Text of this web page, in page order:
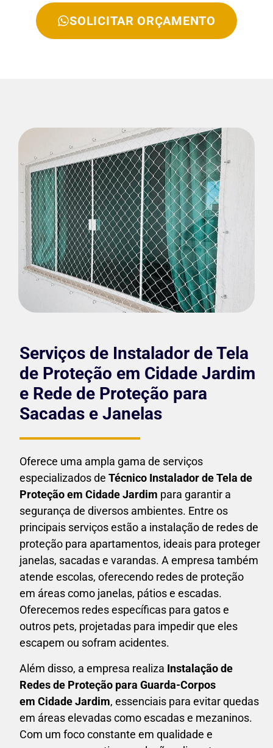
SOLICITAR ORÇAMENTO
Serviços de Instalador de Tela
de Proteção em Cidade Jardim
e Rede de Proteção para
Sacadas e Janelas
Oferece uma ampla gama de serviços
especializados de Técnico Instalador de Tela de
Proteção em Cidade Jardim para garantir a
segurança de diversos ambientes. Entre os
principais serviços estão a instalação de redes de
proteção para apartamentos, ideais para proteger
janelas, sacadas e varandas. A empresa também
atende escolas, oferecendo redes de proteção
em áreas como janelas, pátios e escadas.
Oferecemos redes específicas para gatos e
outros pets, projetadas para impedir que eles
escapem ou sofram acidentes.
Além disso, a empresa realiza Instalação de
Redes de Proteção para Guarda-Corpos
em Cidade Jardim, essenciais para evitar quedas
em áreas elevadas como escadas e mezaninos.
Com um foco constante em qualidade e